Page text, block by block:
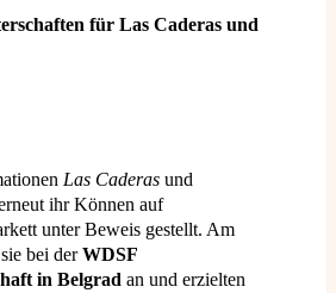
für Las Caderas und
Las Caderas und
ihr Können auf
unter Beweis gestellt. Am
bei derWDSF
in Belgrad an und erzielten